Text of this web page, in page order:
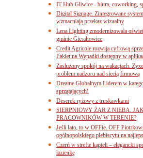
IT Hub Gliwice - biura, coworking,
Digital Signage. Zintegrowane
wzmacniają przekaz wizualny
Lena Lighting zmodernizowała
gminie Gierałtowice
Credit Agricole rozwija cyfrową
Pakiet na Wypadki dostępny w
Zasłużony spokój na wakacjach.
problem nadzoru nad siecią firmową
Dreame Globalnym Liderem w
sprzątających!
Deserek ryżowy z truskawkami
SIERPNIOWY ŻAR Z NIEBA.
PRACOWNIKÓW W TERENIE?
Jeśli lato, to w OFFie. OFF
ogólnopolskiego plebiscytu na
Czerń w strefie kąpieli – elegancki
łazienkę